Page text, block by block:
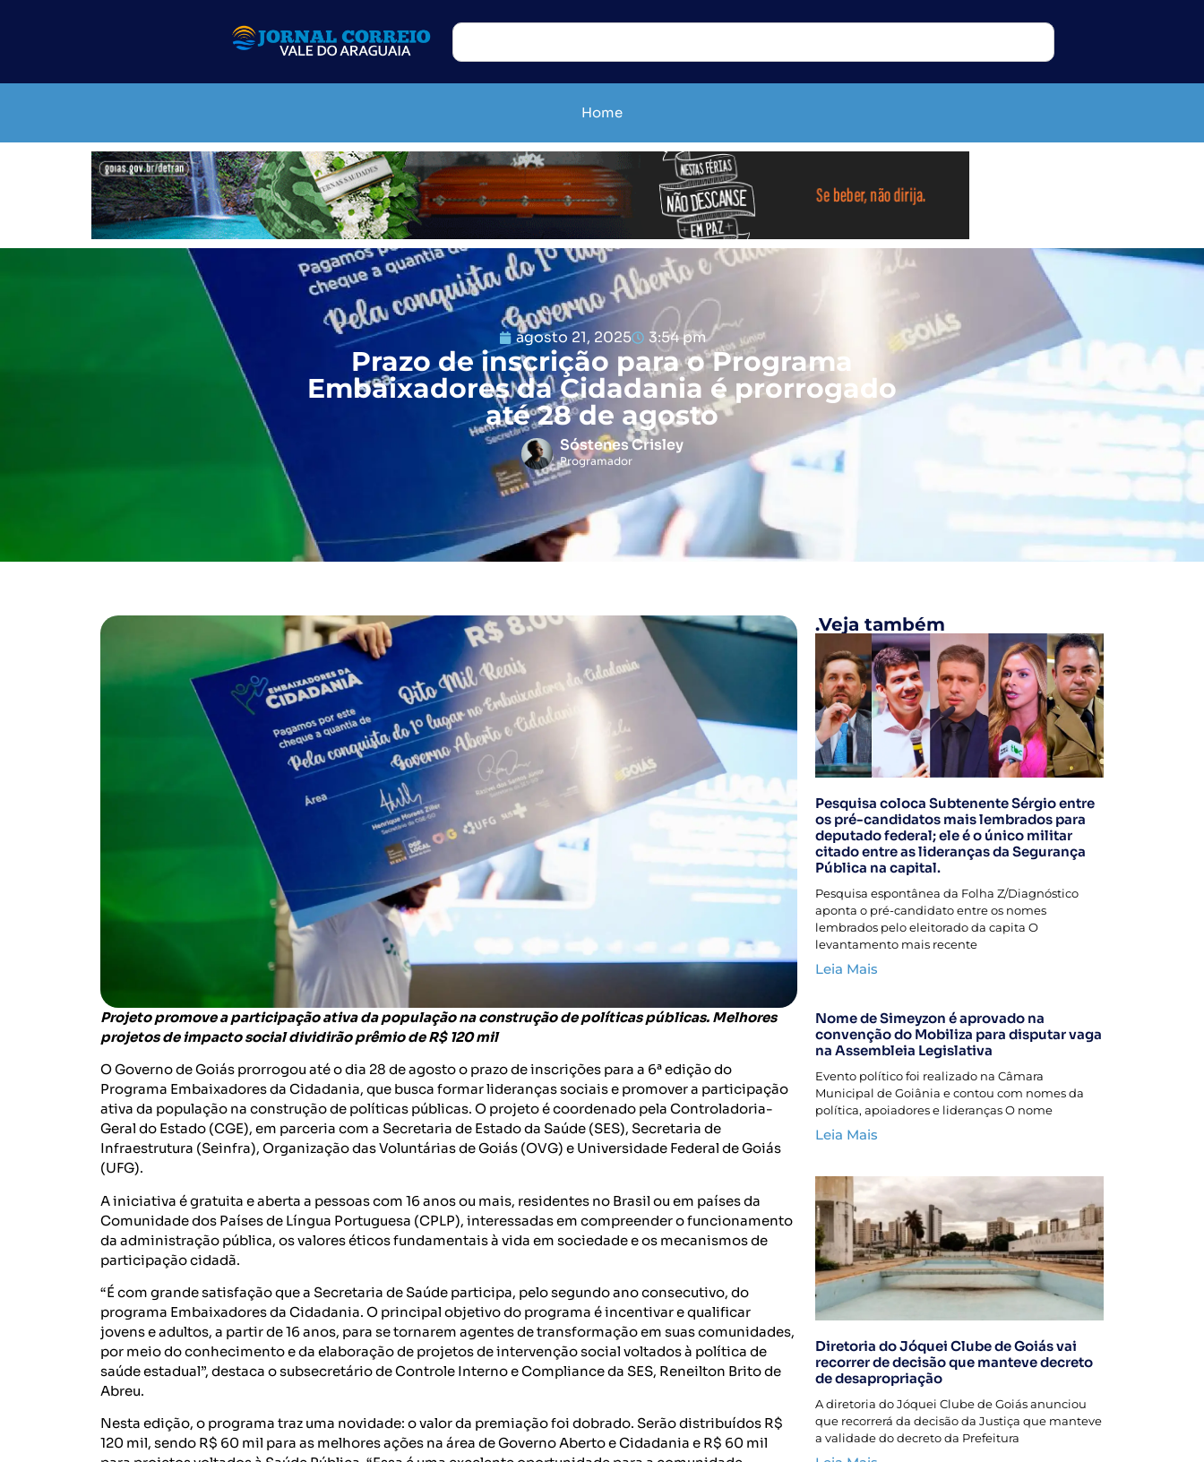
Home
agosto 21, 2025 3:54 pm
Prazo de inscrição para o Programa
Embaixadores da Cidadania é prorrogado
até 28 de agosto
Sóstenes Crisley
Programador
Projeto promove a participação ativa da população na construção de políticas públicas. Melhores
projetos de impacto social dividirão prêmio de R$ 120 mil
O Governo de Goiás prorrogou até o dia 28 de agosto o prazo de inscrições para a 6ª edição do
Programa Embaixadores da Cidadania, que busca formar lideranças sociais e promover a participação
ativa da população na construção de políticas públicas. O projeto é coordenado pela Controladoria-
Geral do Estado (CGE), em parceria com a Secretaria de Estado da Saúde (SES), Secretaria de
Infraestrutura (Seinfra), Organização das Voluntárias de Goiás (OVG) e Universidade Federal de Goiás
(UFG).
A iniciativa é gratuita e aberta a pessoas com 16 anos ou mais, residentes no Brasil ou em países da
Comunidade dos Países de Língua Portuguesa (CPLP), interessadas em compreender o funcionamento
da administração pública, os valores éticos fundamentais à vida em sociedade e os mecanismos de
participação cidadã.
“É com grande satisfação que a Secretaria de Saúde participa, pelo segundo ano consecutivo, do
programa Embaixadores da Cidadania. O principal objetivo do programa é incentivar e qualificar
jovens e adultos, a partir de 16 anos, para se tornarem agentes de transformação em suas comunidades,
por meio do conhecimento e da elaboração de projetos de intervenção social voltados à política de
saúde estadual”, destaca o subsecretário de Controle Interno e Compliance da SES, Reneilton Brito de
Abreu.
Nesta edição, o programa traz uma novidade: o valor da premiação foi dobrado. Serão distribuídos R$
120 mil, sendo R$ 60 mil para as melhores ações na área de Governo Aberto e Cidadania e R$ 60 mil
.Veja também
Pesquisa coloca Subtenente Sérgio entre
os pré-candidatos mais lembrados para
deputado federal; ele é o único militar
citado entre as lideranças da Segurança
Pública na capital.
Pesquisa espontânea da Folha Z/Diagnóstico
aponta o pré-candidato entre os nomes
lembrados pelo eleitorado da capita O
levantamento mais recente
Leia Mais
Nome de Simeyzon é aprovado na
convenção do Mobiliza para disputar vaga
na Assembleia Legislativa
Evento político foi realizado na Câmara
Municipal de Goiânia e contou com nomes da
política, apoiadores e lideranças O nome
Leia Mais
Diretoria do Jóquei Clube de Goiás vai
recorrer de decisão que manteve decreto
de desapropriação
A diretoria do Jóquei Clube de Goiás anunciou
que recorrerá da decisão da Justiça que manteve
a validade do decreto da Prefeitura